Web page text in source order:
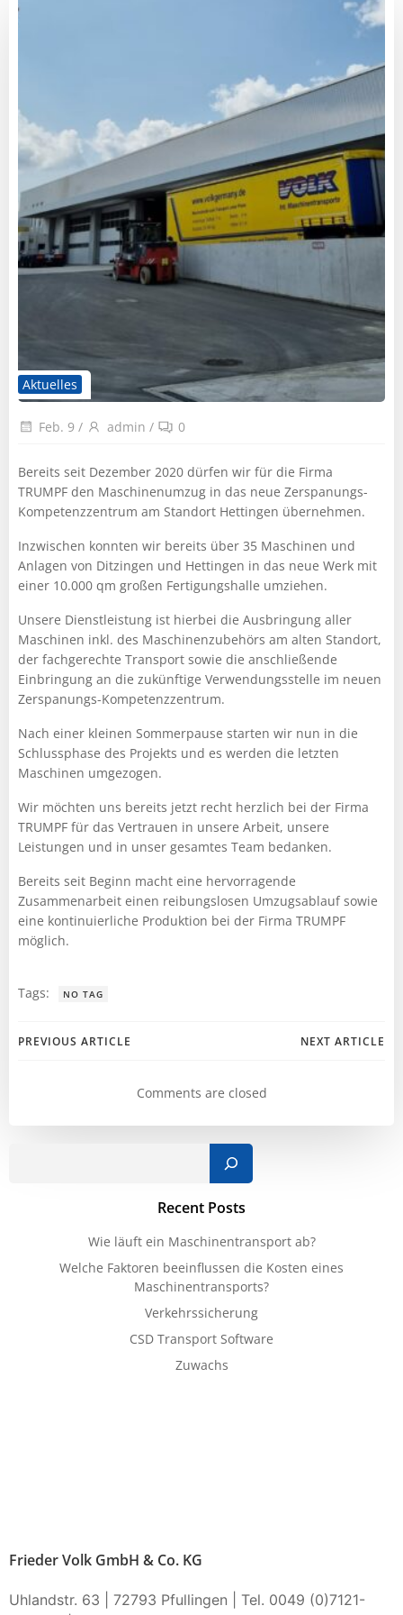
Aktuelles
Feb. 9 / admin / 0
Bereits seit Dezember 2020 dürfen wir für die Firma
TRUMPF den Maschinenumzug in das neue Zerspanungs-
Kompetenzzentrum am Standort Hettingen übernehmen.
Inzwischen konnten wir bereits über 35 Maschinen und
Anlagen von Ditzingen und Hettingen in das neue Werk mit
einer 10.000 qm großen Fertigungshalle umziehen.
Unsere Dienstleistung ist hierbei die Ausbringung aller
Maschinen inkl. des Maschinenzubehörs am alten Standort,
der fachgerechte Transport sowie die anschließende
Einbringung an die zukünftige Verwendungsstelle im neuen
Zerspanungs-Kompetenzzentrum.
Nach einer kleinen Sommerpause starten wir nun in die
Schlussphase des Projekts und es werden die letzten
Maschinen umgezogen.
Wir möchten uns bereits jetzt recht herzlich bei der Firma
TRUMPF für das Vertrauen in unsere Arbeit, unsere
Leistungen und in unser gesamtes Team bedanken.
Bereits seit Beginn macht eine hervorragende
Zusammenarbeit einen reibungslosen Umzugsablauf sowie
eine kontinuierliche Produktion bei der Firma TRUMPF
möglich.
Tags: NO TAG
Post
navigation
PREVIOUS ARTICLE
navigation
NEXT ARTICLE
Comments are closed
Recent Posts
Wie läuft ein Maschinentransport ab?
Welche Faktoren beeinflussen die Kosten eines
Maschinentransports?
Verkehrssicherung
CSD Transport Software
Zuwachs
Frieder Volk GmbH & Co. KG
Uhlandstr. 63 | 72793 Pfullingen | Tel. 0049 (0)7121-